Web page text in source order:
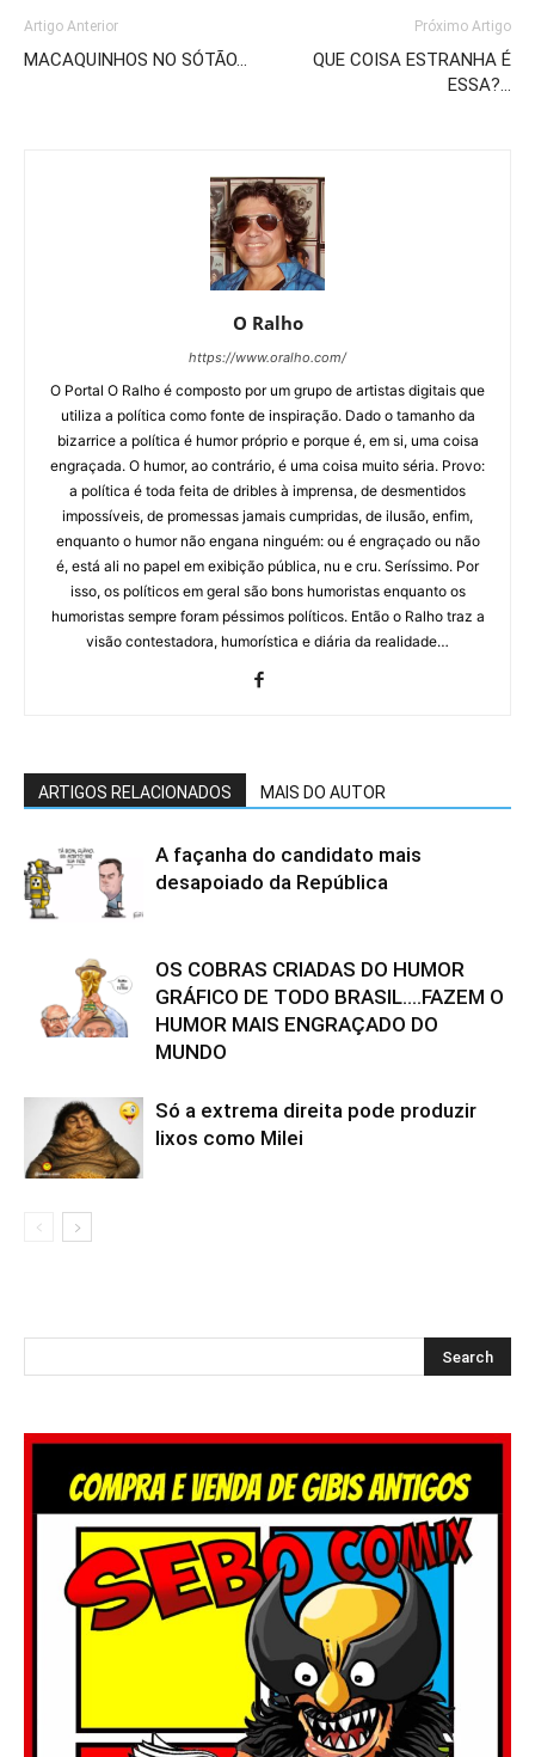
Artigo Anterior
MACAQUINHOS NO SÓTÃO…
Próximo Artigo
QUE COISA ESTRANHA É
ESSA?…
O Ralho
https://www.oralho.com/
O Portal O Ralho é composto por um grupo de artistas digitais que
utiliza a política como fonte de inspiração. Dado o tamanho da
bizarrice a política é humor próprio e porque é, em si, uma coisa
engraçada. O humor, ao contrário, é uma coisa muito séria. Provo:
a política é toda feita de dribles à imprensa, de desmentidos
impossíveis, de promessas jamais cumpridas, de ilusão, enfim,
enquanto o humor não engana ninguém: ou é engraçado ou não
é, está ali no papel em exibição pública, nu e cru. Seríssimo. Por
isso, os políticos em geral são bons humoristas enquanto os
humoristas sempre foram péssimos políticos. Então o Ralho traz a
visão contestadora, humorística e diária da realidade…
ARTIGOS RELACIONADOS MAIS DO AUTOR
A façanha do candidato mais
desapoiado da República
OS COBRAS CRIADAS DO HUMOR
GRÁFICO DE TODO BRASIL….FAZEM O
HUMOR MAIS ENGRAÇADO DO
MUNDO
Só a extrema direita pode produzir
lixos como Milei